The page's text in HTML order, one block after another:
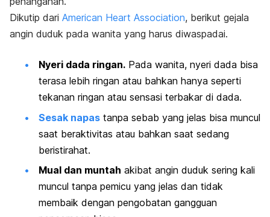
Dikutip dari American Heart Association, berikut gejala
angin duduk pada wanita yang harus diwaspadai.
Nyeri dada ringan. Pada wanita, nyeri dada bisa
terasa lebih ringan atau bahkan hanya seperti
tekanan ringan atau sensasi terbakar di dada.
Sesak napas tanpa sebab yang jelas bisa muncul
saat beraktivitas atau bahkan saat sedang
beristirahat.
Mual dan muntah akibat angin duduk sering kali
muncul tanpa pemicu yang jelas dan tidak
membaik dengan pengobatan gangguan